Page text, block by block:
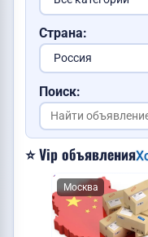
Страна:
Поиск:
⭐ Vip объявления
Москва